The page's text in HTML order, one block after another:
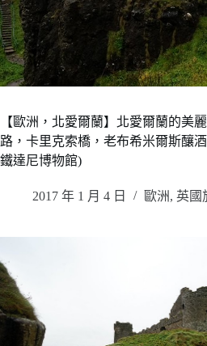
【歐洲，北愛爾蘭】北愛爾蘭的美
路，卡里克索橋，老布希米爾斯釀
鐵達尼博物館)
2017 年 1 月 4 日 歐洲, 英國